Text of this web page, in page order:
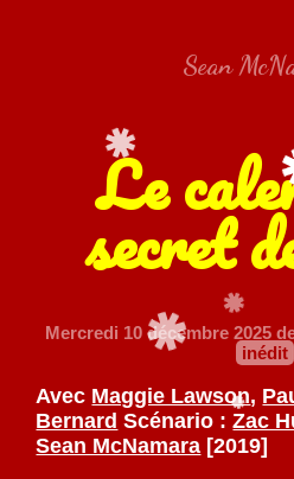
Sean
Le
secret
Mercredi 10 décembre 2025
inédit
Avec Maggie Lawson,
Bernard Scénario :Zac
Sean McNamara [2019]